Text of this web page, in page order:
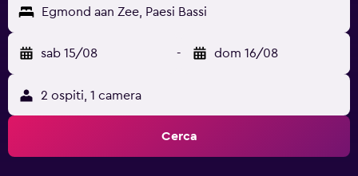
Egmond aan Zee, Paesi Bassi
sab 15/08 - dom 16/08
2 ospiti, 1 camera
Cerca